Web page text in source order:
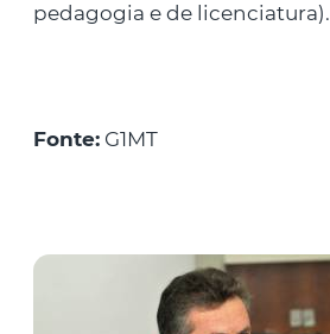
pedagogia e de licenciatura).
Fonte: G1MT